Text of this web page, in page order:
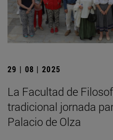
29 | 08 | 2025
La Facultad de
tradicional jornada
Palacio de Olza